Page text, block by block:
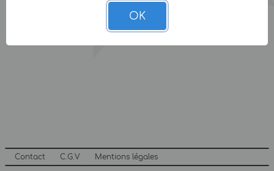
Contact C.G.V Mentions légales
OK